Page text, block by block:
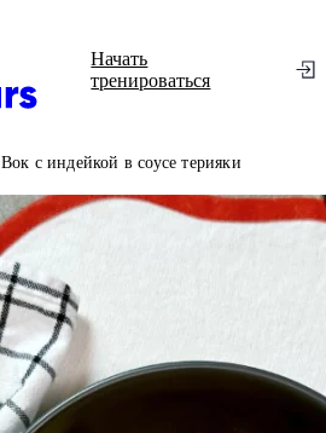
Начать
тренироваться
Вок с индейкой в соусе терияки